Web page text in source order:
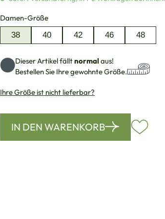
Damen-Größeauswählen
38
40 42 46 48
Dieser Artikel fälltnormalaus!
Bestellen Sie Ihre gewohnte Größe.
Ihre Größe ist nicht lieferbar?
IN DEN WARENKORB